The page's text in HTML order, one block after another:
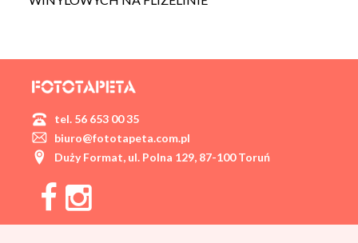
tel. 56 653 00 35
biuro@fototapeta.com.pl
Duży Format, ul. Polna 129, 87-100 Toruń